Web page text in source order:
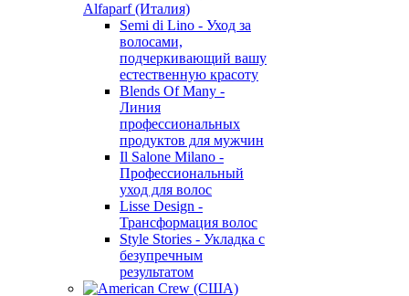
Alfaparf (Италия)
Semi di Lino - Уход за
волосами,
подчеркивающий вашу
естественную красоту
Blends Of Many -
Линия
профессиональных
продуктов для мужчин
Il Salone Milano -
Профессиональный
уход для волос
Lisse Design -
Трансформация волос
Style Stories - Укладка с
безупречным
результатом